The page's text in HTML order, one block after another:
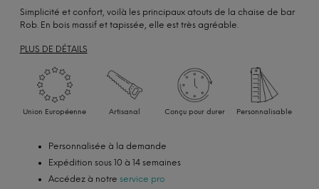
Simplicité et confort, voilà les principaux atouts de la chaise de bar
Rob. En bois massif et tapissée, elle est très agréable.
PLUS DE DÉTAILS
Union Européenne Artisanal Conçu pour durer Personnalisable
Personnalisée à la demande
Expédition sous 10 à 14 semaines
Accédez à notre service pro